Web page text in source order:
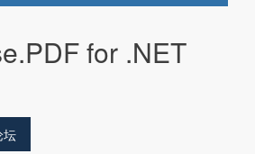
for .NET
坛